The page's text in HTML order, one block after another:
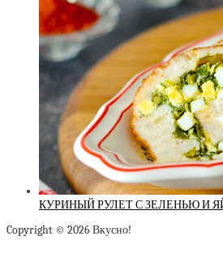
КУРИНЫЙ РУЛЕТ С ЗЕЛЕНЬЮ И
Copyright © 2026 Вкусно!